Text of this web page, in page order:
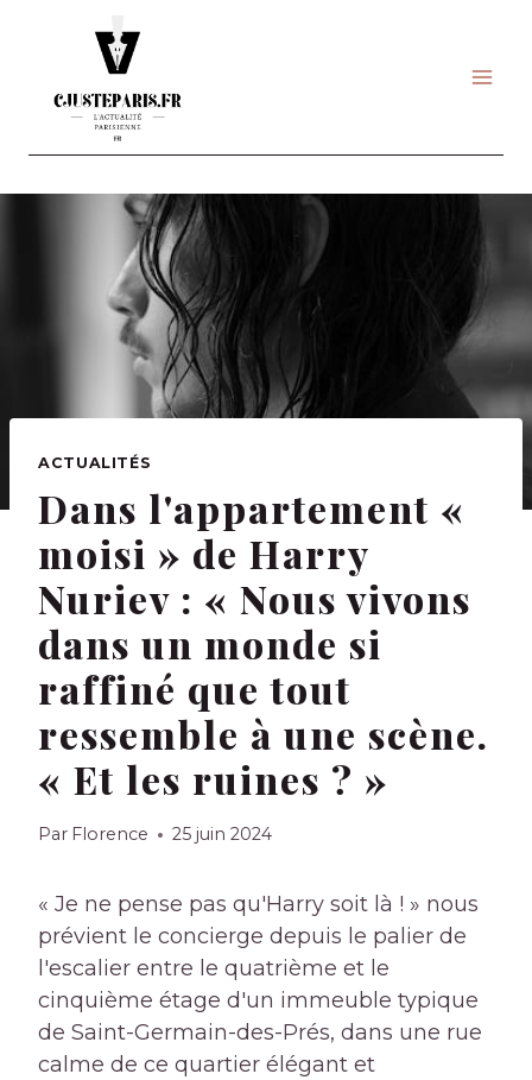
ACTUALITÉS
Dans l'appartement «
moisi » de Harry
Nuriev : « Nous vivons
dans un monde si
raffiné que tout
ressemble à une scène.
« Et les ruines ? »
Par Florence 25 juin 2024
« Je ne pense pas qu'Harry soit là ! » nous
prévient le concierge depuis le palier de
l'escalier entre le quatrième et le
cinquième étage d'un immeuble typique
de Saint-Germain-des-Prés, dans une rue
calme de ce quartier élégant et